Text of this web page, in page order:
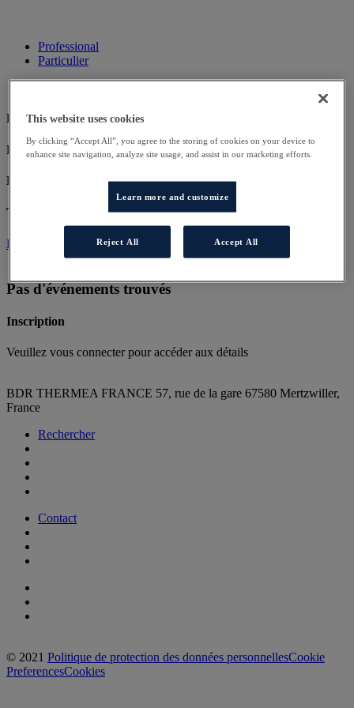
Professional
Particulier
Pas d'événements trouvés
Pas d'événements trouvés
Pas d'événements trouvés
Téléchargement
Exemple de fichier
Pas d'événements trouvés
Inscription
Veuillez vous connecter pour accéder aux détails
BDR THERMEA FRANCE 57, rue de la gare 67580 Mertzwiller,
France
Rechercher
Contact
© 2021 Politique de protection des données personnellesCookie
PreferencesCookies
This website uses cookies
By clicking “Accept All”, you agree to the storing of cookies on your device to
enhance site navigation, analyze site usage, and assist in our marketing efforts.
Learn more and customize
Reject All Accept All